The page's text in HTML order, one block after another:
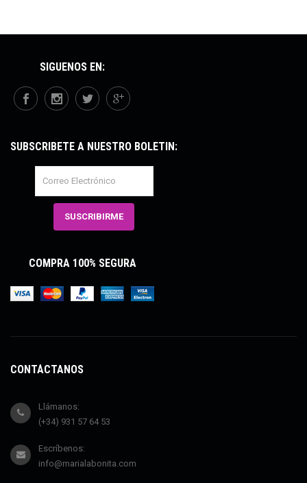
SÍGUENOS EN:
SUBSCRÍBETE A NUESTRO BOLETÍN:
COMPRA 100% SEGURA
CONTÁCTANOS
Llámanos:
(+34) 931 57 64 53
Escríbenos:
info@marialabonita.com